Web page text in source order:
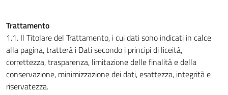
Trattamento
1.1. Il Titolare del Trattamento, i cui dati sono indicati in calce
alla pagina, tratterà i Dati secondo i principi di liceità,
correttezza, trasparenza, limitazione delle finalità e della
conservazione, minimizzazione dei dati, esattezza, integrità e
riservatezza.